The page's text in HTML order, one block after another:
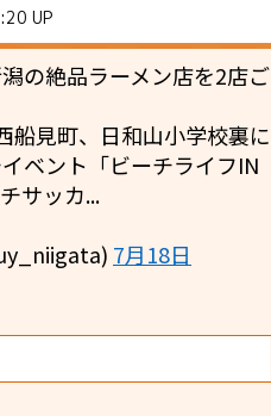
UP
の絶品ラーメン店を2店ご
船見町、日和山小学校裏に
ベント「ビーチライフIN
サッカ...
7月18日